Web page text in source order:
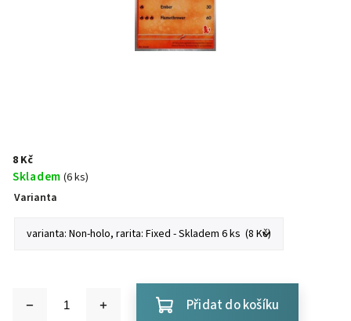
8 Kč
Skladem (6 ks)
Varianta
Přidat do košíku